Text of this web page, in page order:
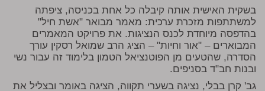
בשקית האישית אותה קיבלה כל אחת בכניסה, ציפתה
למשתתפות מזכרת ערכית: מאמר מבואר "אשת חיל"
בהדפסה מיוחדת לכנס הנציגות. את פרויקט המאמרים
המבוארים – "אור וחיות" – הציג הרב שמואל רסקין עורך
הסדרה, שהטעים מן הפוטנציאל הטמון בלימוד זה עבור נשי
ובנות חב"ד בסניפים.
גב' קרן בבלי, נציגה בשערי תקווה, הציגה באומר ובצליל את